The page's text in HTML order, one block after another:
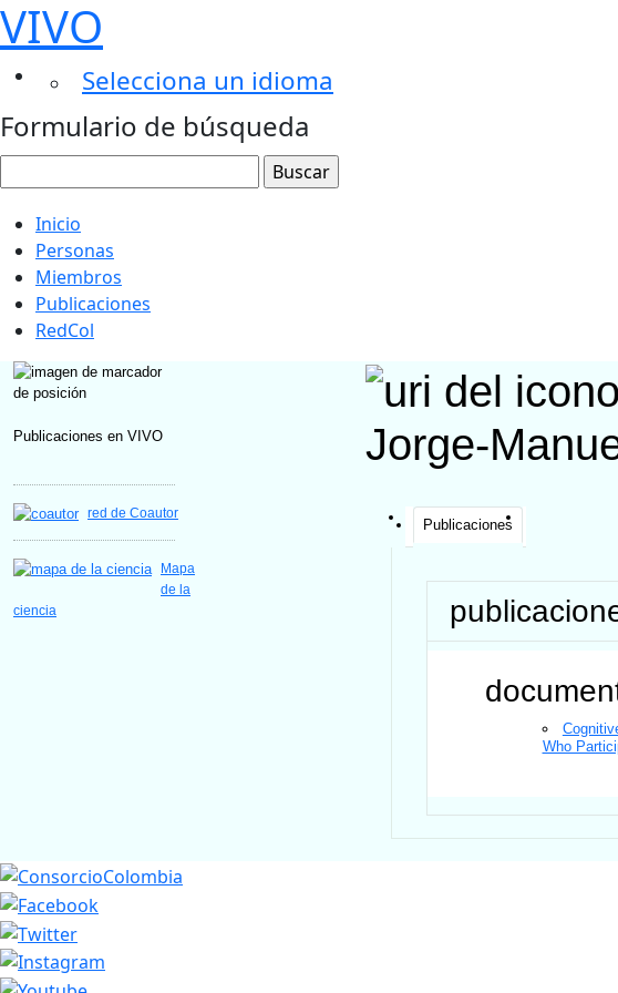
VIVO
Selecciona un idioma
Formulario de búsqueda
Inicio
Personas
Miembros
Publicaciones
RedCol
Publicaciones en VIVO
red de Coautor
Mapa
de la
ciencia
Jorge-
Publicaciones
Who